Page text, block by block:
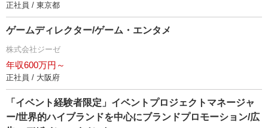
正社員 / 東京都
ゲームディレクター/ゲーム・エンタメ
株式会社ジーゼ
年収600万円～
正社員 / 大阪府
「イベント経験者限定」イベントプロジェクトマネージャ
ー/世界的ハイブランドを中心にブランドプロモーション/広